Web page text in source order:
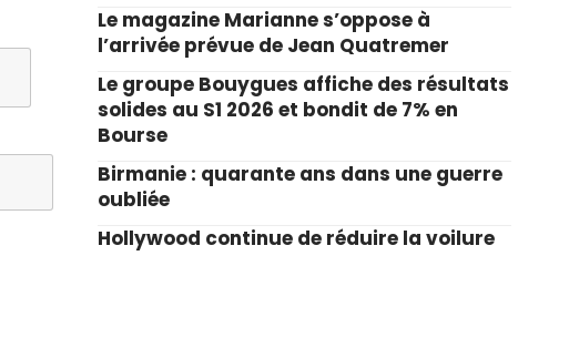
Le magazine Marianne s’oppose à
l’arrivée prévue de Jean Quatremer
Le groupe Bouygues affiche des résultats
solides au S1 2026 et bondit de 7% en
Bourse
Birmanie : quarante ans dans une guerre
oubliée
Hollywood continue de réduire la voilure